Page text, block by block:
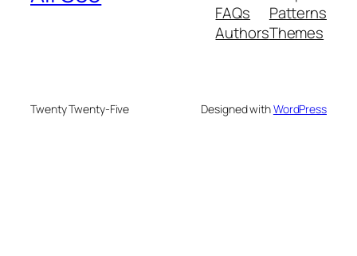
FAQs
Authors
Patterns
Themes
Twenty Twenty-Five Designed withWordPress